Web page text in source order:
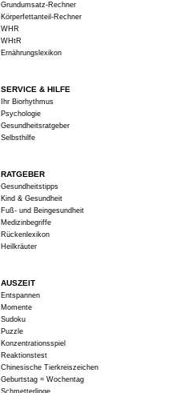
Grundumsatz-Rechner
Körperfettanteil-Rechner
WHR
WHtR
Ernährungslexikon
SERVICE & HILFE
Ihr Biorhythmus
Psychologie
Gesundheitsratgeber
Selbsthilfe
RATGEBER
Gesundheitstipps
Kind & Gesundheit
Fuß- und Beingesundheit
Medizinbegriffe
Rückenlexikon
Heilkräuter
AUSZEIT
Entspannen
Momente
Sudoku
Puzzle
Konzentrationsspiel
Reaktionstest
Chinesische Tierkreiszeichen
Geburtstag = Wochentag
Schmetterlinge